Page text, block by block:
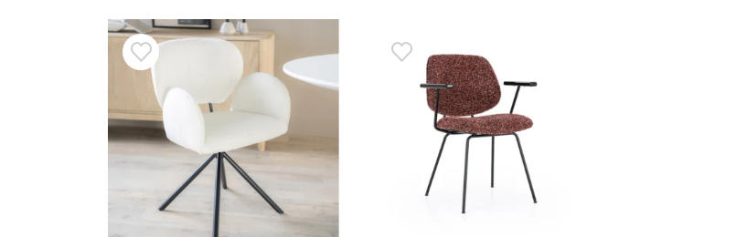
Toevoegen aan verlanglijstje
Verwijderen van verlanglijst Toevoegen aan verlanglijstje
Verwijderen van verlanglijst